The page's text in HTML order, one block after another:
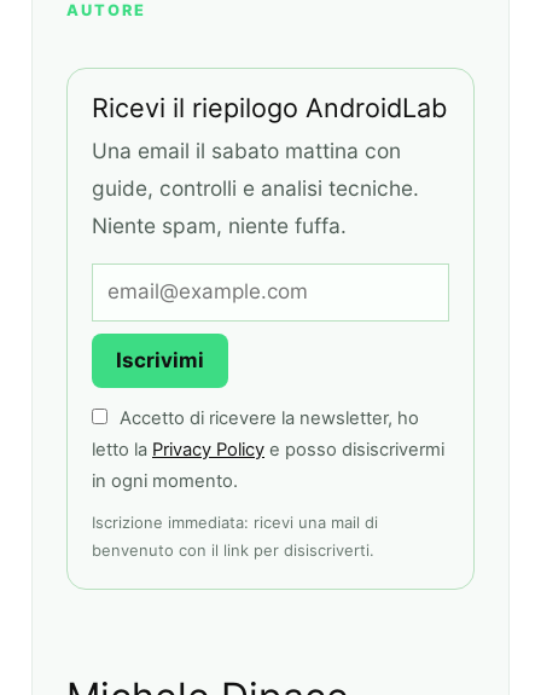
AUTORE
Ricevi il riepilogo AndroidLab
Una email il sabato mattina con
guide, controlli e analisi tecniche.
Niente spam, niente fuffa.
Iscrivimi
Accetto di ricevere la newsletter, ho
letto la Privacy Policy e posso disiscrivermi
in ogni momento.
Iscrizione immediata: ricevi una mail di
benvenuto con il link per disiscriverti.